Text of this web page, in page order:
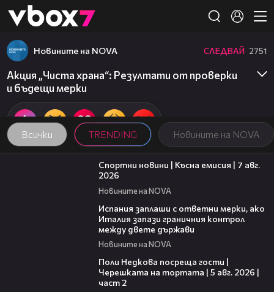
👾
Всички TRENDING Новините на NOVA
Новините на NOVA СЛЕДВАЙ 2751
Акция „Чиста храна“: Резултати от проверки
и бъдещи мерки
03:46
Спортни новини | Късна емисия | 7 авг.
2026
Новините на NOVA
Испания заплаши с ответни мерки, ако
Италия запази граничния контрол
между двете държави
Новините на NOVA
Поли Недкова посреща гости |
Черешката на тортата | 5 авг. 2026 |
част 2